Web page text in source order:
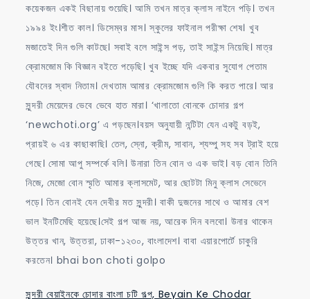
কয়েকজন একই বিছানায় শুয়েছি। আমি তখন মাত্র ক্লাস নাইনে পড়ি। তখন
১৯৯৪ ইং।শীত কাল। ডিসেম্বর মাস। স্কুলের ফাইনাল পরীক্ষা শেষ। খুব
মজাতেই দিন গুলি কাটছে। সবাই বলে সাইন্স পড়, তাই সাইন্স নিয়েছি। মাত্র
ক্রোমজোম কি বিজ্ঞান বইতে পড়েছি। খুব ইচ্ছে যদি একবার সুযোগ পেতাম
যৌবনের স্বাদ নিতাম। দেখতাম আমার ক্রোমজোম গুলি কি করত পারে। আর
সুন্দরী মেয়েদের ভেবে ভেবে হাত মারা। ‘খালাতো বোনকে চোদার গল্প
‘newchoti.org’ এ পড়ছেন।বয়স অনুযায়ী নন্টিটা যেন একটু বড়ই,
প্রায়ই ৬ এর কাছাকাছি। তেল, স্নো, ক্রীম, সাবান, শ্যম্পু সহ সব ট্রাই হয়ে
গেছে। সোমা আপু সম্পর্কে বলি। উনারা তিন বোন ও এক ভাই। বড় বোন তিনি
নিজে, মেজো বোন স্মৃতি আমার ক্লাসমেট, আর ছোটটা মিনু ক্লাস সেভেনে
পড়ে। তিন বোনই যেন দেবীর মত সুন্দরী। বাকী দুজনের সাথে ও আমার বেশ
ভাল ইনটিমেছি হয়েছে।সেই গল্প আজ নয়, আরেক দিন বলবো। উনার থাকেন
উত্তর খান, উত্তরা, ঢাকা-১২৩০, বাংলাদেশ। বাবা এয়ারপোর্টে চাকুরি
করতেন। bhai bon choti golpo
সুন্দরী বেয়াইনকে চোদার বাংলা চটি গল্প, Beyain Ke Chodar